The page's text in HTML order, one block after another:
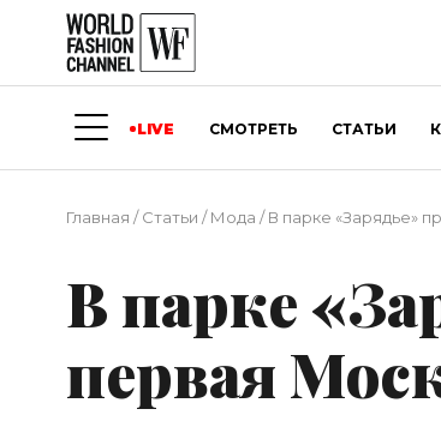
LIVE СМОТРЕТЬ СТАТЬИ
Главная /Статьи /Мода /В парке «Зарядье»
В парке
первая